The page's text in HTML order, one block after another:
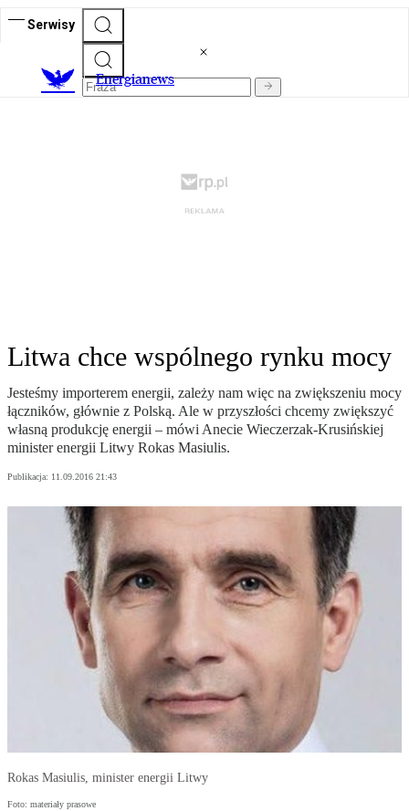
Serwisy
Energianews
Litwa chce wspólnego rynku mocy
Jesteśmy importerem energii, zależy nam więc na zwiększeniu mocy
łączników, głównie z Polską. Ale w przyszłości chcemy zwiększyć
własną produkcję energii – mówi Anecie Wieczerzak-Krusińskiej
minister energii Litwy Rokas Masiulis.
Publikacja: 11.09.2016 21:43
Rokas Masiulis, minister energii Litwy
Foto: materiały prasowe